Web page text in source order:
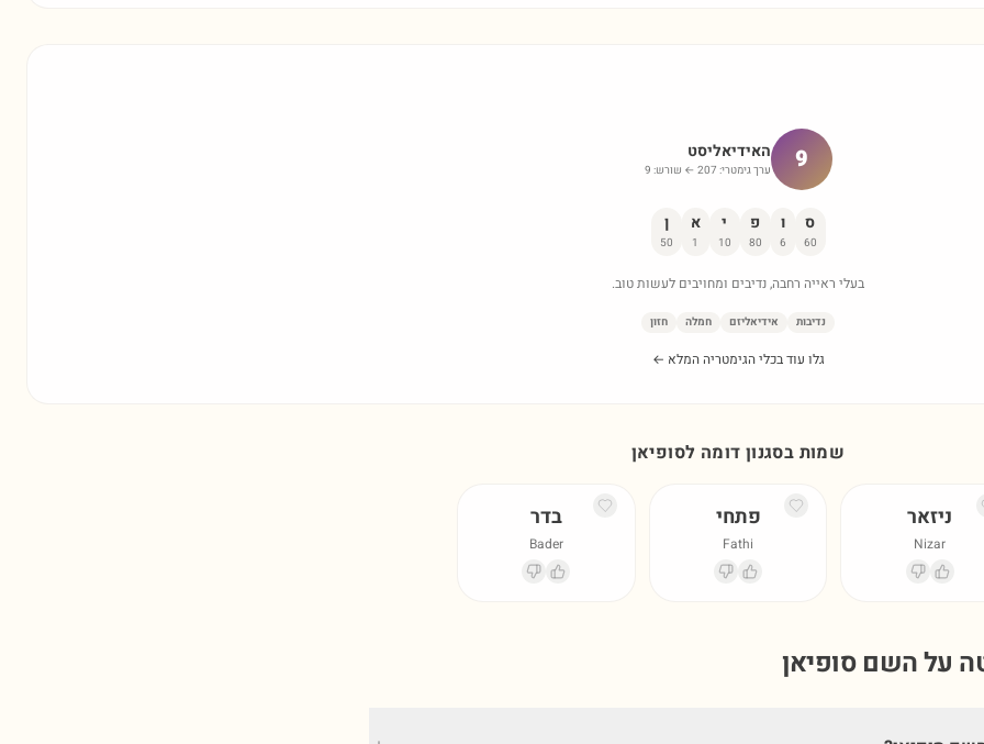
9 האידיאליסט
ערך גימטרי: 207 ← שורש: 9
ס
60
ו
6
פ
80
י
10
א
1
ן
50
בעלי ראייה רחבה, נדיבים ומחויבים לעשות טוב.
נדיבות אידיאליזם חמלה חזון
גלו עוד בכלי הגימטריה המלא ←
שמות בסגנון דומה לסופיאן
ניזאר
Nizar
פתחי
Fathi
בדר
Bader
על השם סופיאן